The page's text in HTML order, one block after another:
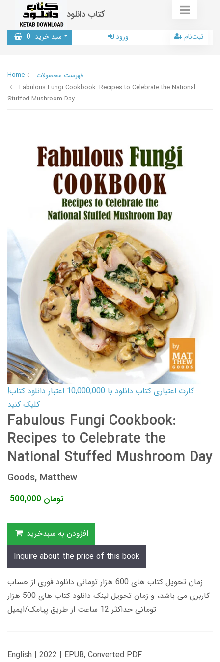
کتاب دانلود
سبد خرید 0 ورود ثبت‌نام
Home
فهرست محصولات
Fabulous Fungi Cookbook: Recipes to Celebrate the National
Stuffed Mushroom Day
کارت اعتباری کتاب دانلود با 10,000,000 اعتبار دانلود کتاب!
کلیک کنید
Fabulous Fungi Cookbook:
Recipes to Celebrate the
National Stuffed Mushroom Day
Goods, Matthew
500,000 تومان
افزودن به سبدخرید
Inquire about the price of this book
زمان تحویل کتاب های 600 هزار تومانی دانلود فوری از حساب
کاربری می باشد، و زمان تحویل لینک دانلود کتاب های 500 هزار
تومانی حداکثر 12 ساعت از طریق پیامک/ایمیل
English | 2022 | EPUB, Converted PDF